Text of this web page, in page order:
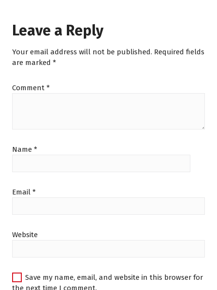
Leave a Reply
Your email address will not be published. Required fields
are marked *
Comment *
Name *
Email *
Website
Save my name, email, and website in this browser for
the next time I comment.